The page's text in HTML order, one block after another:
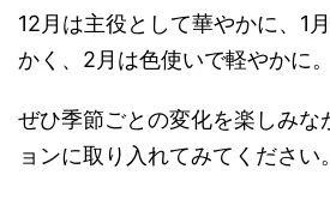
12月は主役として華やかに、1
かく、2月は色使いで軽やかに。
ぜひ季節ごとの変化を楽しみな
ョンに取り入れてみてください。